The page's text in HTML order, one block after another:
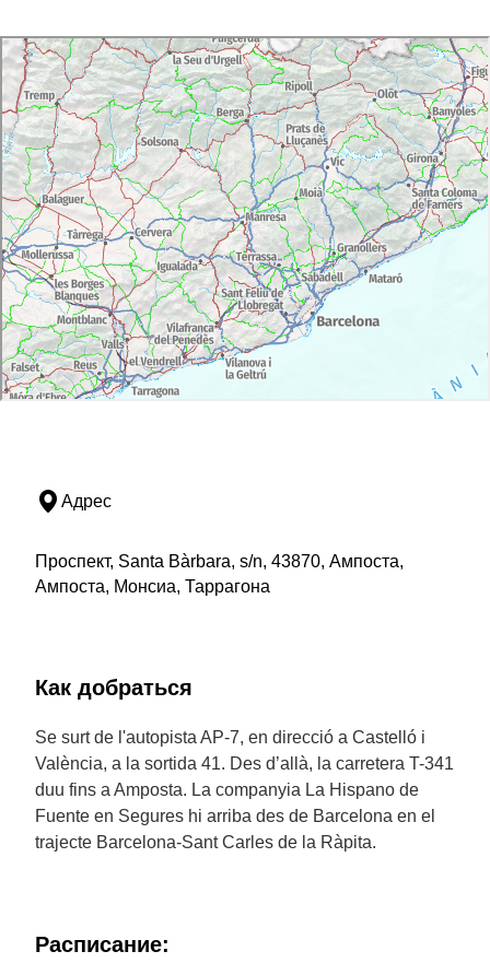
Адрес
Проспект, Santa Bàrbara, s/n, 43870, Ампоста,
Ампоста, Монсиа, Таррагона
Как добраться
Se surt de l'autopista AP-7, en direcció a Castelló i
València, a la sortida 41. Des d’allà, la carretera T-341
duu fins a Amposta. La companyia La Hispano de
Fuente en Segures hi arriba des de Barcelona en el
trajecte Barcelona-Sant Carles de la Ràpita.
Расписание: